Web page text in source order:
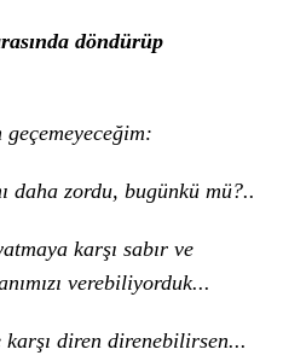
döndürüp
daha zordu, bugünkü mü?..
karşı sabır ve
verebiliyorduk...
diren direnebilirsen...